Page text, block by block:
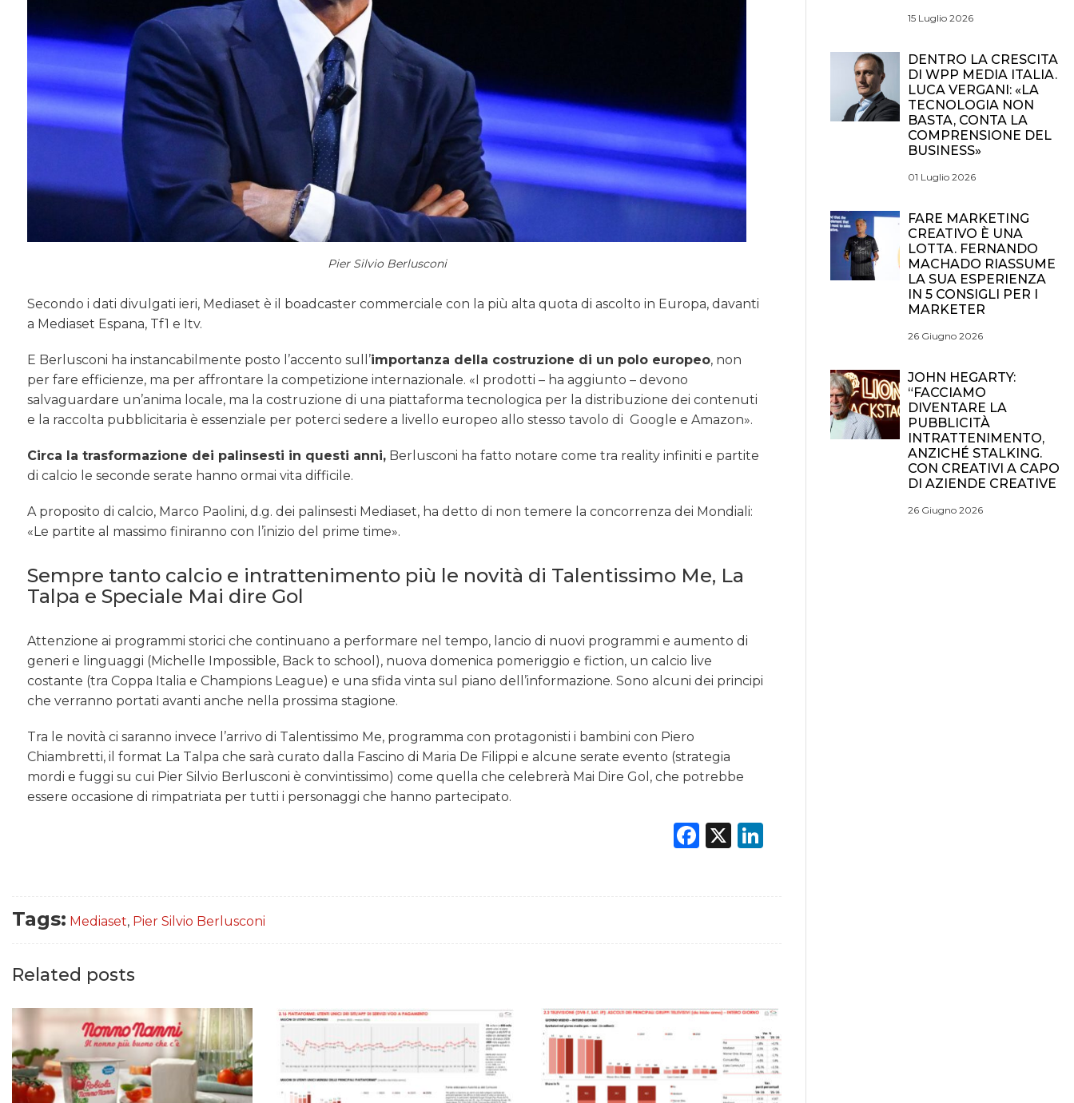
Pier Silvio Berlusconi
Secondo i dati divulgati ieri, Mediaset è il boadcaster commerciale con la più alta quota di ascolto in Europa, davanti
a Mediaset Espana, Tf1 e Itv.
E Berlusconi ha instancabilmente posto l’accento sull’importanza della costruzione di un polo europeo, non
per fare efficienze, ma per affrontare la competizione internazionale. «I prodotti – ha aggiunto – devono
salvaguardare un’anima locale, ma la costruzione di una piattaforma tecnologica per la distribuzione dei contenuti
e la raccolta pubblicitaria è essenziale per poterci sedere a livello europeo allo stesso tavolo di Google e Amazon».
Circa la trasformazione dei palinsesti in questi anni, Berlusconi ha fatto notare come tra reality infiniti e partite
di calcio le seconde serate hanno ormai vita difficile.
A proposito di calcio, Marco Paolini, d.g. dei palinsesti Mediaset, ha detto di non temere la concorrenza dei Mondiali:
«Le partite al massimo finiranno con l’inizio del prime time».
Sempre tanto calcio e intrattenimento più le novità di Talentissimo Me, La
Talpa e Speciale Mai dire Gol
Attenzione ai programmi storici che continuano a performare nel tempo, lancio di nuovi programmi e aumento di
generi e linguaggi (Michelle Impossible, Back to school), nuova domenica pomeriggio e fiction, un calcio live
costante (tra Coppa Italia e Champions League) e una sfida vinta sul piano dell’informazione. Sono alcuni dei principi
che verranno portati avanti anche nella prossima stagione.
Tra le novità ci saranno invece l’arrivo di Talentissimo Me, programma con protagonisti i bambini con Piero
Chiambretti, il format La Talpa che sarà curato dalla Fascino di Maria De Filippi e alcune serate evento (strategia
mordi e fuggi su cui Pier Silvio Berlusconi è convintissimo) come quella che celebrerà Mai Dire Gol, che potrebbe
essere occasione di rimpatriata per tutti i personaggi che hanno partecipato.
Facebook
X LinkedIn
Tags: Mediaset, Pier Silvio Berlusconi
Related posts
15 Luglio 2026
DENTRO LA CRESCITA
DI WPP MEDIA ITALIA.
LUCA VERGANI: «LA
TECNOLOGIA NON
BASTA, CONTA LA
COMPRENSIONE DEL
BUSINESS»
01 Luglio 2026
FARE MARKETING
CREATIVO È UNA
LOTTA. FERNANDO
MACHADO RIASSUME
LA SUA ESPERIENZA
IN 5 CONSIGLI PER I
MARKETER
26 Giugno 2026
JOHN HEGARTY:
“FACCIAMO
DIVENTARE LA
PUBBLICITÀ
INTRATTENIMENTO,
ANZICHÉ STALKING.
CON CREATIVI A CAPO
DI AZIENDE CREATIVE
26 Giugno 2026